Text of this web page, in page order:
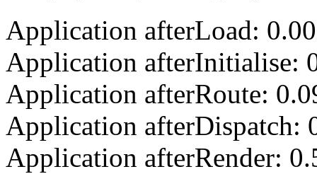
Application afterLoad:
Application afterInitialise:
Application afterRoute:
Application afterDispatch:
Application afterRender: